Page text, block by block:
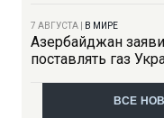
7 АВГУСТА В МИРЕ
Азербайджан
поставлять газ
ВСЕ